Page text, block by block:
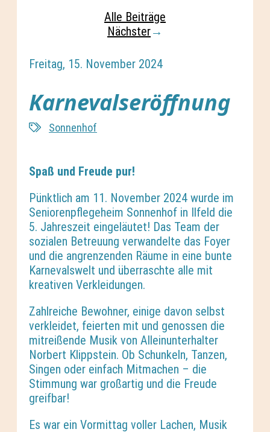
Alle Beiträge
Nächster→
Freitag, 15. November 2024
Karnevalseröffnung
Sonnenhof
Spaß und Freude pur!
Pünktlich am 11. November 2024 wurde im
Seniorenpflegeheim Sonnenhof in Ilfeld die
5. Jahreszeit eingeläutet! Das Team der
sozialen Betreuung verwandelte das Foyer
und die angrenzenden Räume in eine bunte
Karnevalswelt und überraschte alle mit
kreativen Verkleidungen.
Zahlreiche Bewohner, einige davon selbst
verkleidet, feierten mit und genossen die
mitreißende Musik von Alleinunterhalter
Norbert Klippstein. Ob Schunkeln, Tanzen,
Singen oder einfach Mitmachen – die
Stimmung war großartig und die Freude
greifbar!
Es war ein Vormittag voller Lachen, Musik